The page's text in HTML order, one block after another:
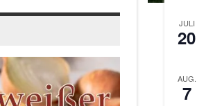
JULI
20
AUG.
7